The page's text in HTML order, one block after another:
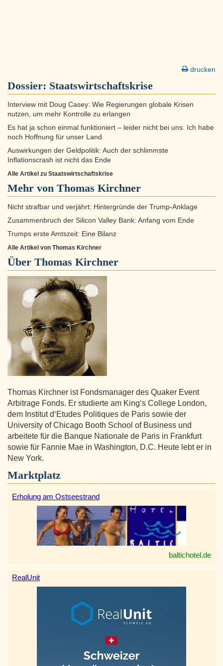
drucken
Dossier: Staatswirtschaftskrise
Interview mit Doug Casey: Wie Regierungen globale Krisen
nutzen, um mehr Kontrolle zu erlangen
Es hat ja schon einmal funktioniert – leider nicht bei uns: Ich habe
noch Hoffnung für unser Land
Auswirkungen der Geldpolitik: Auch der schlimmste
Inflationscrash ist nicht das Ende
Alle Artikel zu Staatswirtschaftskrise
Mehr von Thomas Kirchner
Nicht strafbar und verjährt: Hintergründe der Trump-Anklage
Zusammenbruch der Silicon Valley Bank: Anfang vom Ende
Trumps erste Amtszeit: Eine Bilanz
Alle Artikel von Thomas Kirchner
Über Thomas Kirchner
Thomas Kirchner ist Fondsmanager des Quaker Event
Arbitrage Fonds. Er studierte am King‘s College London,
dem Institut d‘Etudes Politiques de Paris sowie der
University of Chicago Booth School of Business und
arbeitete für die Banque Nationale de Paris in Frankfurt
sowie für Fannie Mae in Washington, D.C. Heute lebt er in
New York.
Marktplatz
Erholung am Ostseestrand
baltichotel.de
RealUnit